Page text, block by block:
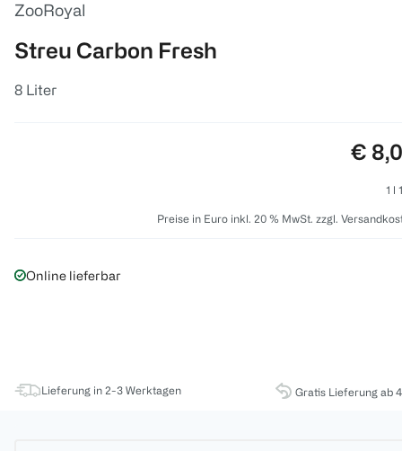
ZooRoyal
Streu Carbon Fresh
8 Liter
€
1 l
Preise in Euro inkl. 20 % MwSt. zzgl.
Online lieferbar
Lieferung in 2-3 Werktagen Gratis Lieferung ab